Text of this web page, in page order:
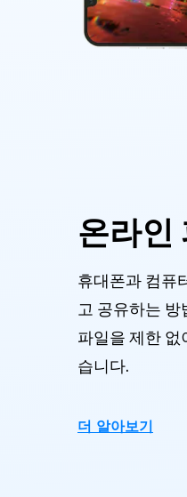
온라인
휴대폰과 컴퓨
고 공유하는
파일을 제한 없
습니다.
더 알아보기